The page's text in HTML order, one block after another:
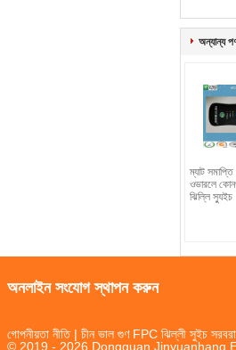
অন্যান্য
ম্যাট
ওভারলে
ঝিল্লি স্যুইচ
অনলাইন সংযোগ স্থাপন করুন
গোপনীয়তা নীতি| চীন ভাল গুণ FPC ঝিল্লী সুইচ
© 2019 - 2026 Dongguan Jinyuanhang